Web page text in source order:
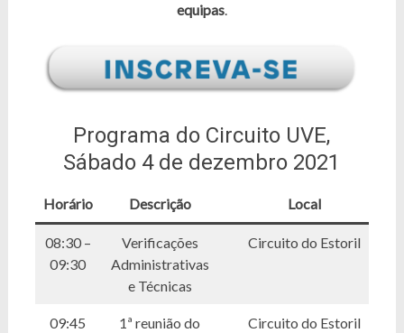
equipas.
Programa do Circuito UVE,
Sábado 4 de dezembro 2021
Horário Descrição Local
08:30 –
09:30
Verificações
Administrativas
e Técnicas
Circuito do Estoril
09:45
1ª reunião do
Circuito do Estoril